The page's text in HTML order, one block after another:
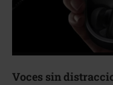
Voces sin